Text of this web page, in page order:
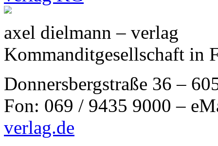
axel dielmann – verlag
Kommanditgesellschaft in
Donnersbergstraße 36 –
Fon: 069 / 9435 9000 –
verlag.de